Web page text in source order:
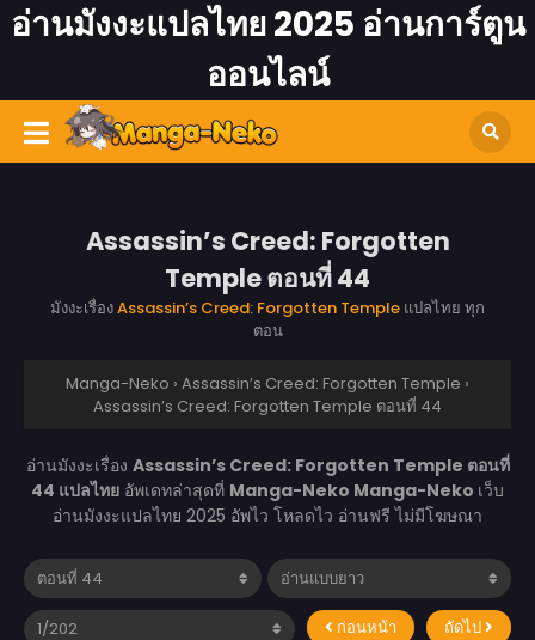
อ่านมังงะแปลไทย 2025 อ่านการ์ตูน
ออนไลน์
Assassin’s Creed: Forgotten
Temple ตอนที่ 44
มังงะเรื่องAssassin’s Creed: Forgotten Temple แปลไทย ทุก
ตอน
Manga-Neko › Assassin’s Creed: Forgotten Temple ›
Assassin’s Creed: Forgotten Temple ตอนที่ 44
อ่านมังงะเรื่อง Assassin’s Creed: Forgotten Temple ตอนที่
44 แปลไทย อัพเดทล่าสุดที่ Manga-Neko Manga-Neko เว็บ
อ่านมังงะแปลไทย 2025 อัพไว โหลดไว อ่านฟรี ไม่มีโฆษณา
ก่อนหน้า ถัดไป